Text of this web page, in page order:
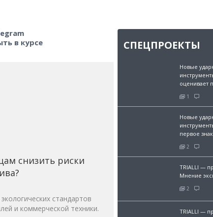
в курсе
снизить риски
стандартов
и коммерческой техники.
СПЕЦПРОЕКТЫ
Новые
оценивает
1
Новые
первое
2
TRIALLI —
Мнение
2
TRIALLI —